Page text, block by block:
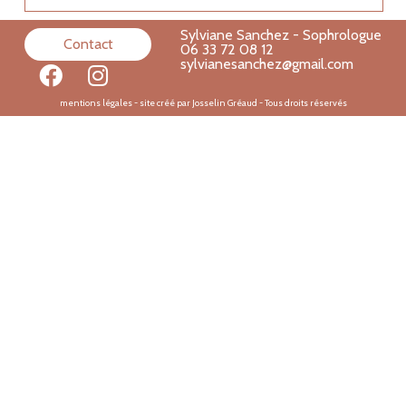
Contact
Sylviane Sanchez - Sophrologue
06 33 72 08 12
sylvianesanchez@gmail.com
mentions légales- site créé par Josselin Gréaud - Tous droits réservés